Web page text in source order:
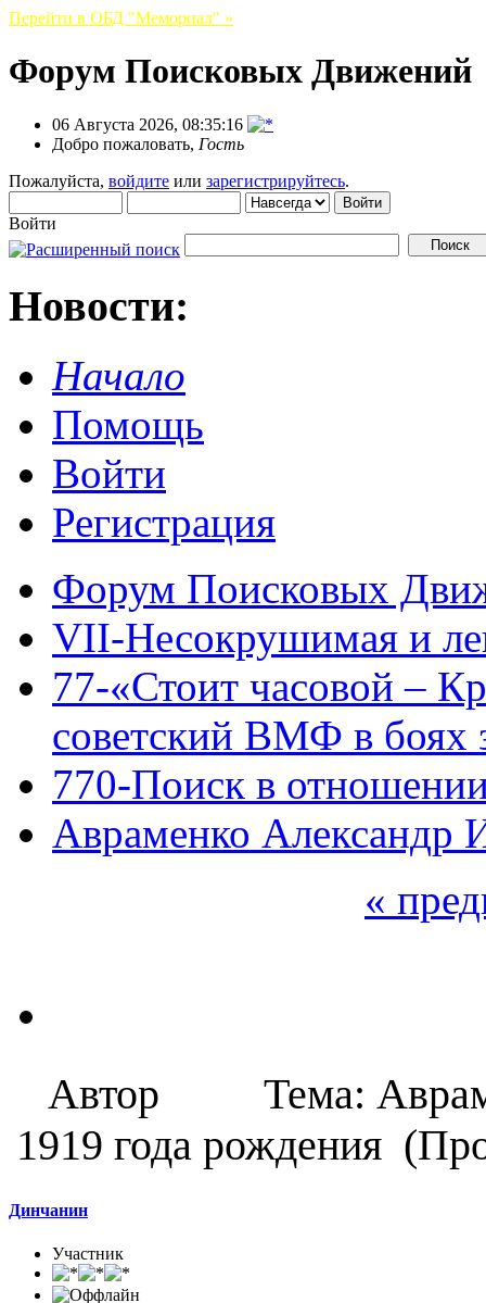
Перейти в ОБД "Мемориал" »
Форум Поисковых Движений
06 Августа 2026, 08:35:16
Добро пожаловать, Гость
Пожалуйста, войдите или зарегистрируйтесь.
Войти
Новости:
Начало
Помощь
Войти
Регистрация
Форум Поисковых
VII-Несокрушимая и
77-«Стоит часовой –
советский ВМФ в боях
770-Поиск в
Авраменко Александр
«
Автор
Тема:
1919 года рождения
Динчанин
Участник